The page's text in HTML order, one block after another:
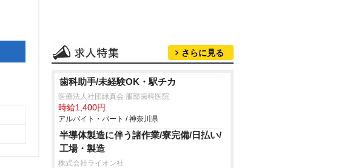
さらに見る
歯科助手/未経験OK・駅チカ
医療法人社団緑真会 服部歯科医院
時給1,400円
アルバイト・パート / 神奈川県
半導体製造に伴う諸作業/寮完備/日払い/
工場・製造
株式会社ライオン社